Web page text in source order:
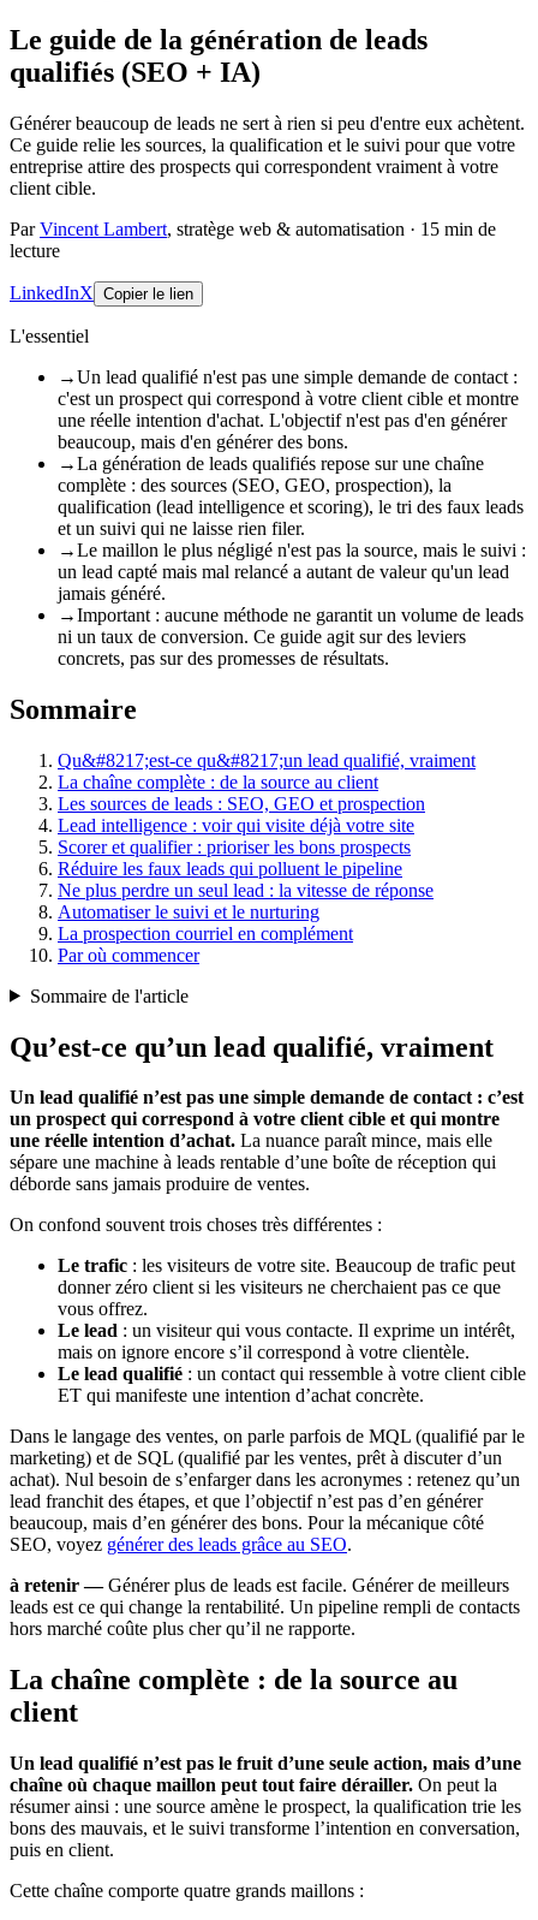
Le guide de la génération de leads
qualifiés (SEO + IA)
Générer beaucoup de leads ne sert à rien si peu d'entre eux achètent.
Ce guide relie les sources, la qualification et le suivi pour que votre
entreprise attire des prospects qui correspondent vraiment à votre
client cible.
Par Vincent Lambert, stratège web & automatisation · 15 min de
lecture
LinkedInX Copier le lien
L'essentiel
→Un lead qualifié n'est pas une simple demande de contact :
c'est un prospect qui correspond à votre client cible et montre
une réelle intention d'achat. L'objectif n'est pas d'en générer
beaucoup, mais d'en générer des bons.
→La génération de leads qualifiés repose sur une chaîne
complète : des sources (SEO, GEO, prospection), la
qualification (lead intelligence et scoring), le tri des faux leads
et un suivi qui ne laisse rien filer.
→Le maillon le plus négligé n'est pas la source, mais le suivi :
un lead capté mais mal relancé a autant de valeur qu'un lead
jamais généré.
→Important : aucune méthode ne garantit un volume de leads
ni un taux de conversion. Ce guide agit sur des leviers
concrets, pas sur des promesses de résultats.
Sommaire
Qu&#8217;est-ce qu&#8217;un lead qualifié, vraiment
La chaîne complète : de la source au client
Les sources de leads : SEO, GEO et prospection
Lead intelligence : voir qui visite déjà votre site
Scorer et qualifier : prioriser les bons prospects
Réduire les faux leads qui polluent le pipeline
Ne plus perdre un seul lead : la vitesse de réponse
Automatiser le suivi et le nurturing
La prospection courriel en complément
Par où commencer
Sommaire de l'article
Qu’est-ce qu’un lead qualifié, vraiment
Un lead qualifié n’est pas une simple demande de contact : c’est
un prospect qui correspond à votre client cible et qui montre
une réelle intention d’achat. La nuance paraît mince, mais elle
sépare une machine à leads rentable d’une boîte de réception qui
déborde sans jamais produire de ventes.
On confond souvent trois choses très différentes :
Le trafic : les visiteurs de votre site. Beaucoup de trafic peut
donner zéro client si les visiteurs ne cherchaient pas ce que
vous offrez.
Le lead : un visiteur qui vous contacte. Il exprime un intérêt,
mais on ignore encore s’il correspond à votre clientèle.
Le lead qualifié : un contact qui ressemble à votre client cible
ET qui manifeste une intention d’achat concrète.
Dans le langage des ventes, on parle parfois de MQL (qualifié par le
marketing) et de SQL (qualifié par les ventes, prêt à discuter d’un
achat). Nul besoin de s’enfarger dans les acronymes : retenez qu’un
lead franchit des étapes, et que l’objectif n’est pas d’en générer
beaucoup, mais d’en générer des bons. Pour la mécanique côté
SEO, voyez générer des leads grâce au SEO.
à retenir —Générer plus de leads est facile. Générer de meilleurs
leads est ce qui change la rentabilité. Un pipeline rempli de contacts
hors marché coûte plus cher qu’il ne rapporte.
La chaîne complète : de la source au
client
Un lead qualifié n’est pas le fruit d’une seule action, mais d’une
chaîne où chaque maillon peut tout faire dérailler. On peut la
résumer ainsi : une source amène le prospect, la qualification trie les
bons des mauvais, et le suivi transforme l’intention en conversation,
puis en client.
Cette chaîne comporte quatre grands maillons :